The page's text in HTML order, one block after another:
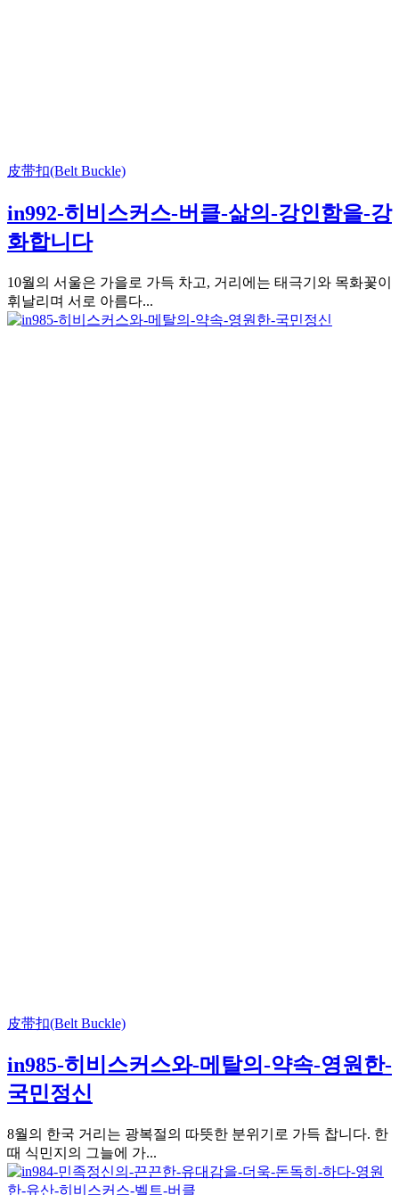
皮带扣(Belt Buckle)
in992-히비스커스-버클-삶의-강인함을-강
화합니다
10월의 서울은 가을로 가득 차고, 거리에는 태극기와 목화꽃이
휘날리며 서로 아름다...
皮带扣(Belt Buckle)
in985-히비스커스와-메탈의-약속-영원한-
국민정신
8월의 한국 거리는 광복절의 따뜻한 분위기로 가득 찹니다. 한
때 식민지의 그늘에 가...